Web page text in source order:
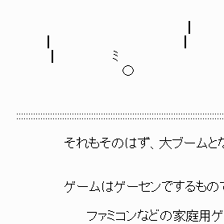
┃ ﾐ
〇
それもそのはず、大ブームとなる
ゲームはゲーセンでするもので
ファミコンなどの家庭用ゲーム